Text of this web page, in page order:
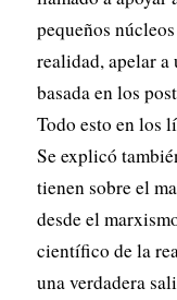
pequeños
realidad, apelar a
basada en los
Todo esto en los
Se explicó
tienen sobre el
desde el
científico de la
una verdadera